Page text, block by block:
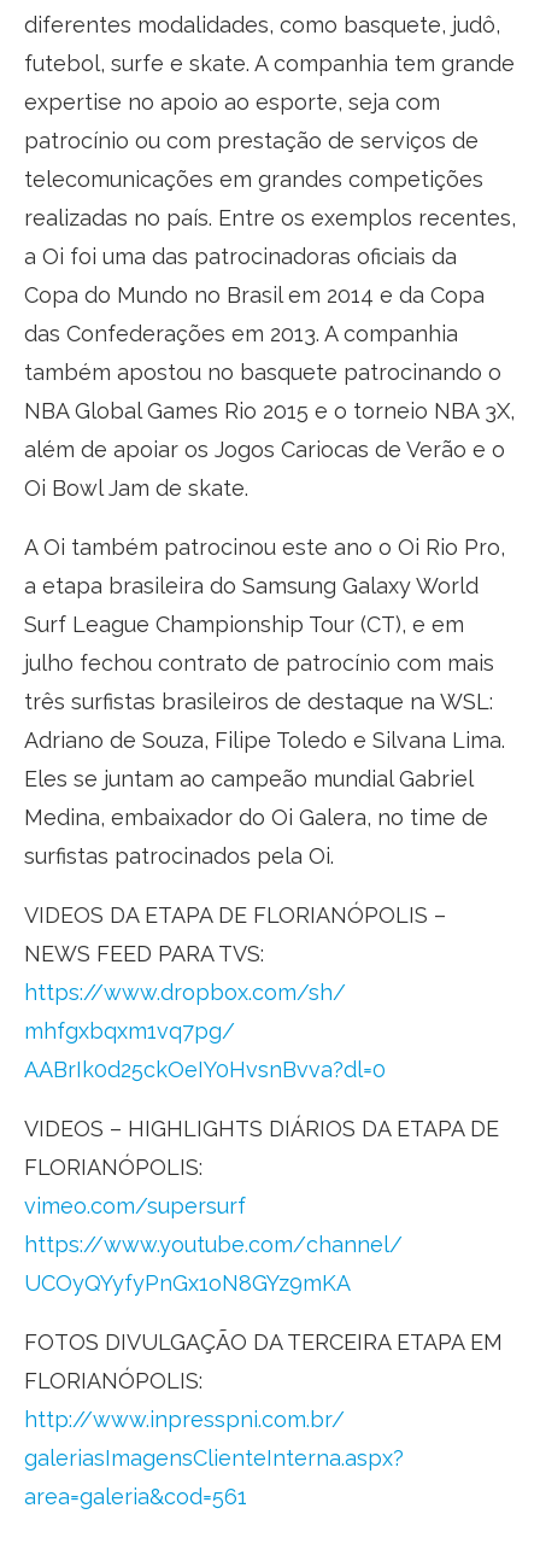
diferentes modalidades, como basquete, judô,
futebol, surfe e skate. A companhia tem grande
expertise no apoio ao esporte, seja com
patrocínio ou com prestação de serviços de
telecomunicações em grandes competições
realizadas no país. Entre os exemplos recentes,
a Oi foi uma das patrocinadoras oficiais da
Copa do Mundo no Brasil em 2014 e da Copa
das Confederações em 2013. A companhia
também apostou no basquete patrocinando o
NBA Global Games Rio 2015 e o torneio NBA 3X,
além de apoiar os Jogos Cariocas de Verão e o
Oi Bowl Jam de skate.
A Oi também patrocinou este ano o Oi Rio Pro,
a etapa brasileira do Samsung Galaxy World
Surf League Championship Tour (CT), e em
julho fechou contrato de patrocínio com mais
três surfistas brasileiros de destaque na WSL:
Adriano de Souza, Filipe Toledo e Silvana Lima.
Eles se juntam ao campeão mundial Gabriel
Medina, embaixador do Oi Galera, no time de
surfistas patrocinados pela Oi.
VIDEOS DA ETAPA DE FLORIANÓPOLIS –
NEWS FEED PARA TVS:
https://www.dropbox.com/sh/
mhfgxbqxm1vq7pg/
AABrIk0d25ckOeIY0HvsnBvva?dl=0
VIDEOS – HIGHLIGHTS DIÁRIOS DA ETAPA DE
FLORIANÓPOLIS:
vimeo.com/supersurf
https://www.youtube.com/channel/
UCOyQYyfyPnGx1oN8GYz9mKA
FOTOS DIVULGAÇÃO DA TERCEIRA ETAPA EM
FLORIANÓPOLIS:
http://www.inpresspni.com.br/
galeriasImagensClienteInterna.aspx?
area=galeria&cod=561